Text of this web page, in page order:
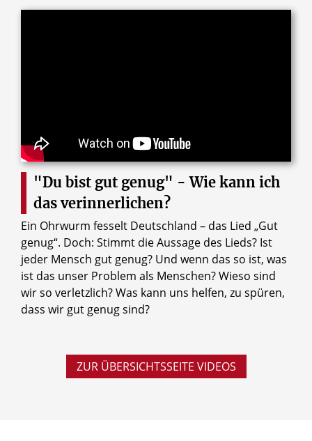
"Du bist gut genug" - Wie kann ich
das verinnerlichen?
Ein Ohrwurm fesselt Deutschland – das Lied „Gut
genug“. Doch: Stimmt die Aussage des Lieds? Ist
jeder Mensch gut genug? Und wenn das so ist, was
ist das unser Problem als Menschen? Wieso sind
wir so verletzlich? Was kann uns helfen, zu spüren,
dass wir gut genug sind?
ZUR ÜBERSICHTSSEITE VIDEOS